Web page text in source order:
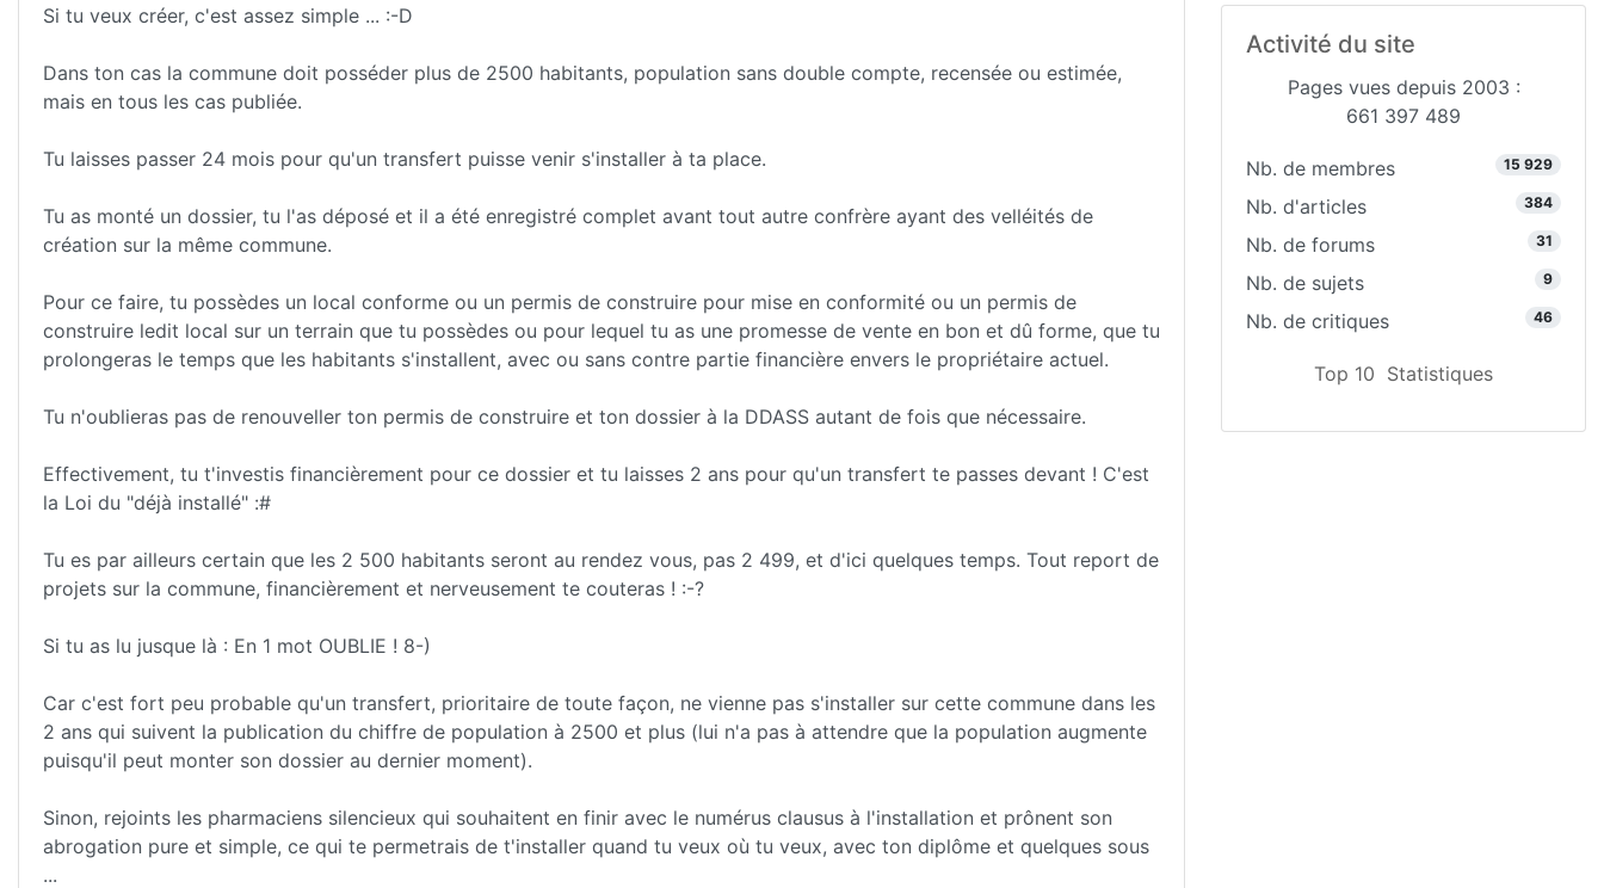
Si tu veux créer, c'est assez simple ... :-D
Dans ton cas la commune doit posséder plus de 2500 habitants, population sans double compte, recensée ou estimée,
mais en tous les cas publiée.
Tu laisses passer 24 mois pour qu'un transfert puisse venir s'installer à ta place.
Tu as monté un dossier, tu l'as déposé et il a été enregistré complet avant tout autre confrère ayant des velléités de
création sur la même commune.
Pour ce faire, tu possèdes un local conforme ou un permis de construire pour mise en conformité ou un permis de
construire ledit local sur un terrain que tu possèdes ou pour lequel tu as une promesse de vente en bon et dû forme, que tu
prolongeras le temps que les habitants s'installent, avec ou sans contre partie financière envers le propriétaire actuel.
Tu n'oublieras pas de renouveller ton permis de construire et ton dossier à la DDASS autant de fois que nécessaire.
Effectivement, tu t'investis financièrement pour ce dossier et tu laisses 2 ans pour qu'un transfert te passes devant ! C'est
la Loi du "déjà installé" :#
Tu es par ailleurs certain que les 2 500 habitants seront au rendez vous, pas 2 499, et d'ici quelques temps. Tout report de
projets sur la commune, financièrement et nerveusement te couteras ! :-?
Si tu as lu jusque là : En 1 mot OUBLIE ! 8-)
Car c'est fort peu probable qu'un transfert, prioritaire de toute façon, ne vienne pas s'installer sur cette commune dans les
2 ans qui suivent la publication du chiffre de population à 2500 et plus (lui n'a pas à attendre que la population augmente
puisqu'il peut monter son dossier au dernier moment).
Sinon, rejoints les pharmaciens silencieux qui souhaitent en finir avec le numérus clausus à l'installation et prônent son
abrogation pure et simple, ce qui te permetrais de t'installer quand tu veux où tu veux, avec ton diplôme et quelques sous
...
Activité du site
Pages vues depuis 2003 :
661 397 489
Nb. de membres 15 929
Nb. d'articles 384
Nb. de forums 31
Nb. de sujets 9
Nb. de critiques 46
Top 10 Statistiques